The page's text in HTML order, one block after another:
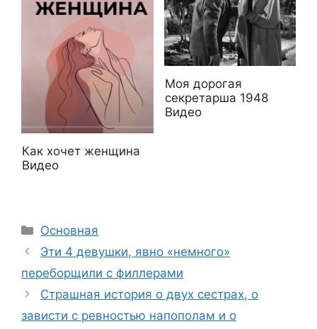
Как хочет женщина
Видео
Моя дорогая
секретарша 1948
Видео
Рубрики
Основная
Эти 4 девушки, явно «немного»
переборщили с филлерами
Страшная история о двух сестрах, о
зависти с ревностью напополам и о